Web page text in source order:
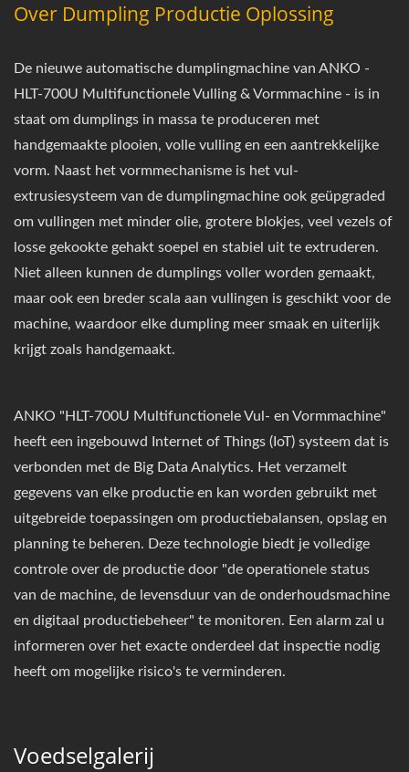
Over Dumpling Productie Oplossing
De nieuwe automatische dumplingmachine van ANKO -
HLT-700U Multifunctionele Vulling & Vormmachine - is in
staat om dumplings in massa te produceren met
handgemaakte plooien, volle vulling en een aantrekkelijke
vorm. Naast het vormmechanisme is het vul-
extrusiesysteem van de dumplingmachine ook geüpgraded
om vullingen met minder olie, grotere blokjes, veel vezels of
losse gekookte gehakt soepel en stabiel uit te extruderen.
Niet alleen kunnen de dumplings voller worden gemaakt,
maar ook een breder scala aan vullingen is geschikt voor de
machine, waardoor elke dumpling meer smaak en uiterlijk
krijgt zoals handgemaakt.
ANKO "HLT-700U Multifunctionele Vul- en Vormmachine"
heeft een ingebouwd Internet of Things (IoT) systeem dat is
verbonden met de Big Data Analytics. Het verzamelt
gegevens van elke productie en kan worden gebruikt met
uitgebreide toepassingen om productiebalansen, opslag en
planning te beheren. Deze technologie biedt je volledige
controle over de productie door "de operationele status
van de machine, de levensduur van de onderhoudsmachine
en digitaal productiebeheer" te monitoren. Een alarm zal u
informeren over het exacte onderdeel dat inspectie nodig
heeft om mogelijke risico's te verminderen.
Voedselgalerij